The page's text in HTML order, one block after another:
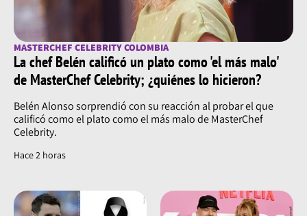
MASTERCHEF CELEBRITY COLOMBIA
La chef Belén calificó un plato como 'el más malo'
de MasterChef Celebrity; ¿quiénes lo hicieron?
Belén Alonso sorprendió con su reacción al probar el que
calificó como el plato como el más malo de MasterChef
Celebrity.
Hace 2 horas